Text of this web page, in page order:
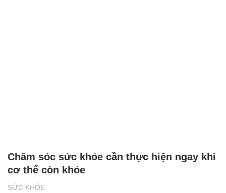
SỨC KHỎE
Chăm sóc sức khỏe cần thực hiện ngay khi
cơ thể còn khỏe